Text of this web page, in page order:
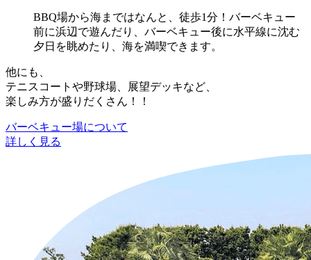
BBQ場から海まではなんと、徒歩1分！バーベキュー
前に浜辺で遊んだり、バーベキュー後に水平線に沈む
夕日を眺めたり、海を満喫できます。
他にも、
テニスコートや野球場、展望デッキなど、
楽しみ方が盛りだくさん！！
バーベキュー場について
詳しく見る